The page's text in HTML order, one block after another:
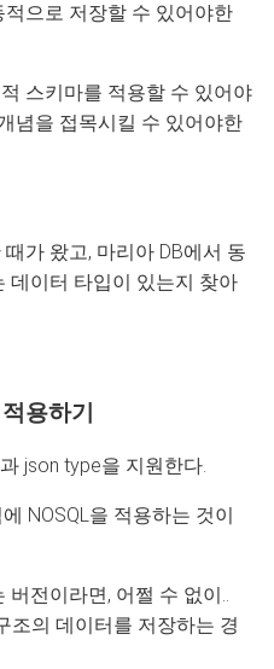
으로 저장할 수 있어야한
스키마를 적용할 수 있어야
념을 접목시킬 수 있어야한
가 왔고, 마리아 DB에서 동
데이터 타입이 있는지 찾아
용하기
과 json type을 지원한다.
NOSQL을 적용하는 것이
전이라면, 어쩔 수 없이..
조의 데이터를 저장하는 경